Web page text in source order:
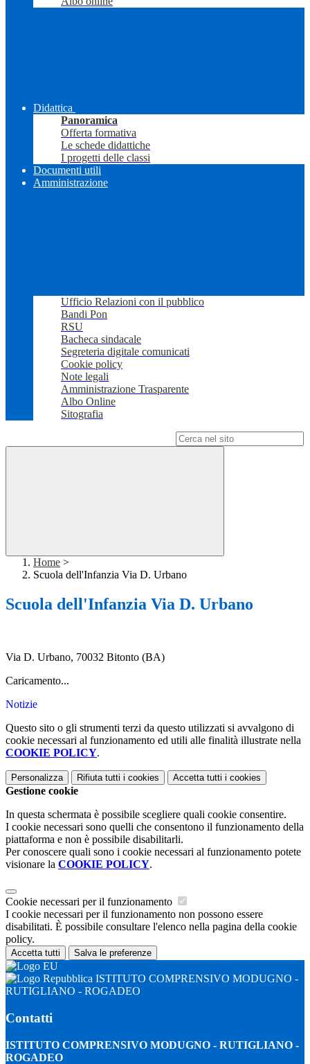
Didattica
Panoramica
Offerta formativa
Le schede didattiche
I progetti delle classi
Documenti utili
Amministrazione
Ufficio Relazioni con il pubblico
Bandi Pon
RSU
Bacheca sindacale
Segreteria digitale comunicati
Cookie policy
Note legali
Amministrazione Trasparente
Albo Online
Sitografia
Home >
Scuola dell'Infanzia Via D. Urbano
Scuola dell'Infanzia Via D. Urbano
Via D. Urbano, 70032 Bitonto (BA)
Caricamento...
Notizie
Questo sito o gli strumenti terzi da questo utilizzati si avvalgono di
cookie necessari al funzionamento ed utili alle finalità illustrate nella
COOKIE POLICY.
Personalizza Rifiuta tutti i cookies Accetta tutti i cookies
Gestione cookie
In questa schermata è possibile scegliere quali cookie consentire.
I cookie necessari sono quelli che consentono il funzionamento della
piattaforma e non è possibile disabilitarli.
Per conoscere quali sono i cookie necessari al funzionamento potete
visionare la COOKIE POLICY.
Cookie necessari per il funzionamento
I cookie necessari per il funzionamento non possono essere
disabilitati. È possibile consultare l'elenco nella pagina della cookie
policy.
Accetta tutti Salva le preferenze
ISTITUTO COMPRENSIVO MODUGNO -
RUTIGLIANO - ROGADEO
Contatti
ISTITUTO COMPRENSIVO MODUGNO - RUTIGLIANO -
ROGADEO